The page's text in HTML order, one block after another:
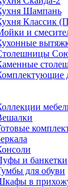
Шампань
Классик
и
и банкетки
для обуви
в